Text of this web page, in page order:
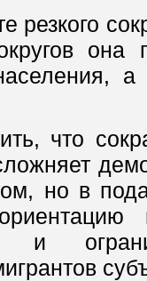
резкого
она
что
но в
и